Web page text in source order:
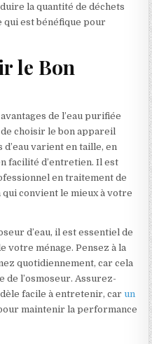
la quantité de déchets
qui est bénéfique pour
le Bon
de l’eau purifiée
choisir le bon appareil
varient en taille, en
facilité d’entretien. Il est
en traitement de
convient le mieux à votre
d’eau, il est essentiel de
votre ménage. Pensez à la
quotidiennement, car cela
de l’osmoseur. Assurez-
facile à entretenir, car un
maintenir la performance